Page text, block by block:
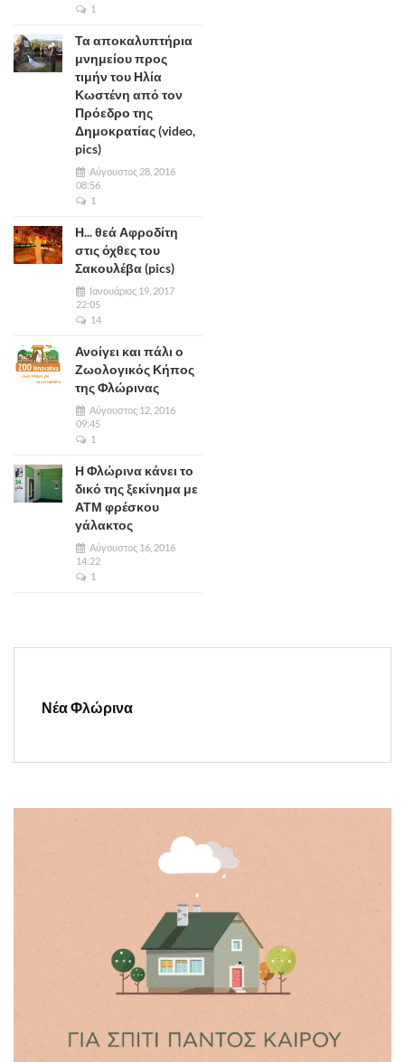
1
Τα αποκαλυπτήρια
μνημείου προς
τιμήν του Ηλία
Κωστένη από τον
Πρόεδρο της
Δημοκρατίας (video,
pics)
Αύγουστος 28, 2016
08:56
1
Η... θεά Αφροδίτη
στις όχθες του
Σακουλέβα (pics)
Ιανουάριος 19, 2017
22:05
14
Ανοίγει και πάλι ο
Ζωολογικός Κήπος
της Φλώρινας
Αύγουστος 12, 2016
09:45
1
Η Φλώρινα κάνει το
δικό της ξεκίνημα με
ΑΤΜ φρέσκου
γάλακτος
Αύγουστος 16, 2016
14:22
1
Νέα Φλώρινα